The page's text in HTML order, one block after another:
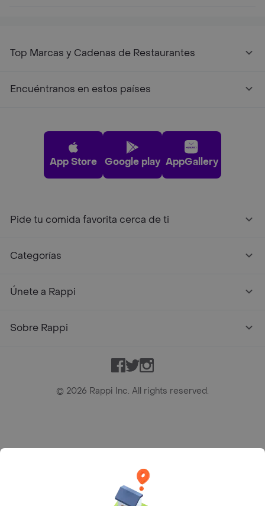
Top Marcas y Cadenas de Restaurantes
Encuéntranos en estos países
App Store Google play AppGallery
Pide tu comida favorita cerca de ti
Categorías
Únete a Rappi
Sobre Rappi
Facebook
TwitterInstagram
© 2026 Rappi Inc. All rights reserved.
Bogotá D.C. --- notificacionesrappi@rappi.com